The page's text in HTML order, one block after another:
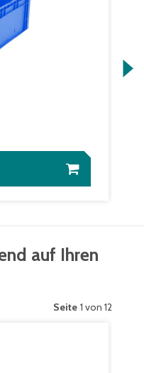
auf Ihren
Seite 1 von 12